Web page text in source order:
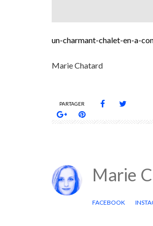
un-charmant-chalet-en-a-
Marie Chatard
PARTAGER
Marie
FACEBOOK